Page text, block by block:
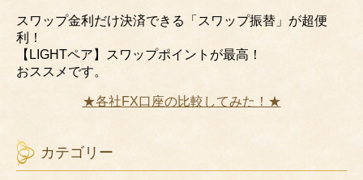
スワップ金利だけ決済できる「スワップ振替」が超便
利！
【LIGHTペア】スワップポイントが最高！
おススメです。
★各社FX口座の比較してみた！★
カテゴリー